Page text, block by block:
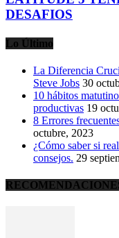
DESAFIOS
Lo Último
La Diferencia
Steve Jobs 30
10 hábitos
productivas 19
8 Errores
octubre, 2023
¿Cómo saber si
consejos. 29